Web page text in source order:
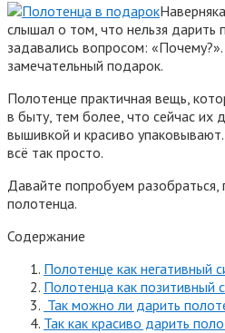
слышал о том, что нельзя дарить
задавались вопросом:
замечательный подарок.
Полотенце практичная вещь,
в быту, тем более, что сейчас их
вышивкой и красиво
всё так просто.
Давайте попробуем разобраться,
полотенца.
Содержание
Полотенце как негативный
Полотенца как позитивный
Так можно ли дарить
Так как красиво дарить